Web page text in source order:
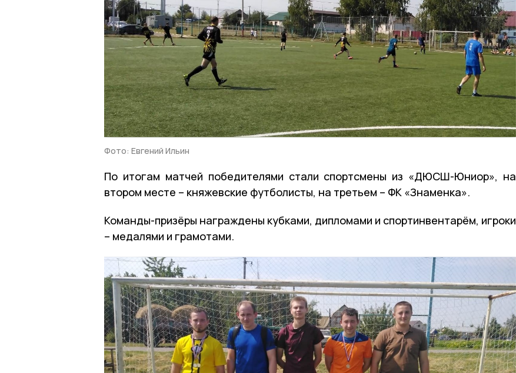
Фото: Евгений Ильин
По итогам матчей победителями стали спортсмены из «ДЮСШ-Юниор», на
втором месте – княжевские футболисты, на третьем – ФК «Знаменка».
Команды-призёры награждены кубками, дипломами и спортинвентарём, игроки
– медалями и грамотами.